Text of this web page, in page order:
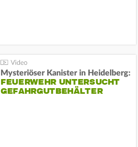
Mysteriöser Kanister in Heidelberg:
FEUERWEHR UNTERSUCHT
GEFAHRGUTBEHÄLTER